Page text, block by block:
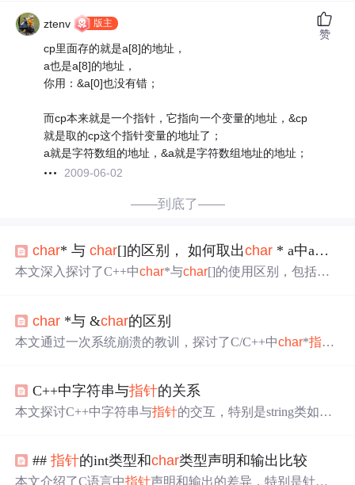
ztenv 版主
cp里面存的就是a[8]的地址，
a也是a[8]的地址，
你用：&a[0]也没有错；
而cp本来就是一个指针，它指向一个变量的地址，&cp
就是取的cp这个指针变量的地址了；
a就是字符数组的地址，&a就是字符数组地址的地址；
2009-06-02
赞
——到底了——
char* 与char[]的区别， 如何取出char * a中a指向的内存
本文深入探讨了C++中char*与char[]的使用区别，包括如
形式，以及它们之间的相互赋值和移动操作。
char *与 &char的区别
本文通过一次系统崩溃的教训，探讨了C/C++中char*指针
单个字符的问题。
C++中字符串与指针的关系
本文探讨C++中字符串与指针的交互，特别是string类如何
常量的一些特殊操作和指针取地址的行为。文章通过实例
解释了字符指针可能被视为字符串而非地址 的现象，并提
##指针的int类型和char类型声明和输出比较
本文介绍了C语言中指针声明和输出的差异，特别是针对in